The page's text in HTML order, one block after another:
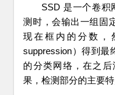
SSD 是一个卷积
测时，会输出一组固
现在框内的分数，
suppression）得到最
的分类网络，在之
果，检测部分的主要特